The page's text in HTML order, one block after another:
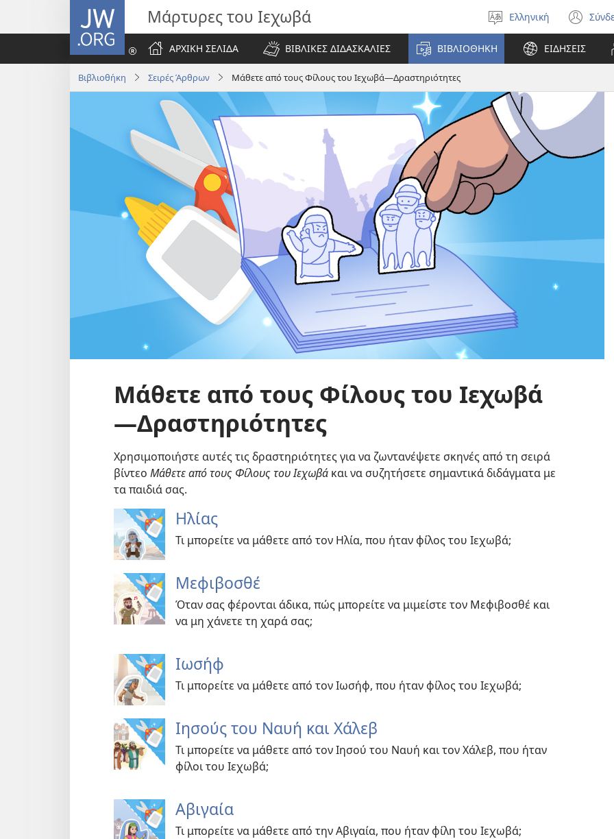
JW.ORG Μάρτυρες του Ιεχωβά
Επιλέξτε
γλώσσα
Ελληνική
νέο
ΑΡΧΙΚΗ ΣΕΛΙΔΑ
ΒΙΒΛΙΚΕΣ ΔΙΔΑΣΚΑΛΙΕΣ ΒΙΒΛΙΟΘΗΚΗ ΕΙΔΗΣΕΙΣ
Βιβλιοθήκη Σειρές Άρθρων Μάθετε από τους Φίλους του Ιεχωβά—Δραστηριότητες
Μάθετε από τους Φίλους του Ιεχωβά
—Δραστηριότητες
Χρησιμοποιήστε αυτές τις δραστηριότητες για να ζωντανέψετε σκηνές από τη σειρά
βίντεο Μάθετε από τους Φίλους του Ιεχωβά και να συζητήσετε σημαντικά διδάγματα με
τα παιδιά σας.
Ηλίας
Τι μπορείτε να μάθετε από τον Ηλία, που ήταν φίλος του Ιεχωβά;
Μεφιβοσθέ
Όταν σας φέρονται άδικα, πώς μπορείτε να μιμείστε τον Μεφιβοσθέ και
να μη χάνετε τη χαρά σας;
Ιωσήφ
Τι μπορείτε να μάθετε από τον Ιωσήφ, που ήταν φίλος του Ιεχωβά;
Ιησούς του Ναυή και Χάλεβ
Τι μπορείτε να μάθετε από τον Ιησού του Ναυή και τον Χάλεβ, που ήταν
φίλοι του Ιεχωβά;
Αβιγαία
Τι μπορείτε να μάθετε από την Αβιγαία, που ήταν φίλη του Ιεχωβά;